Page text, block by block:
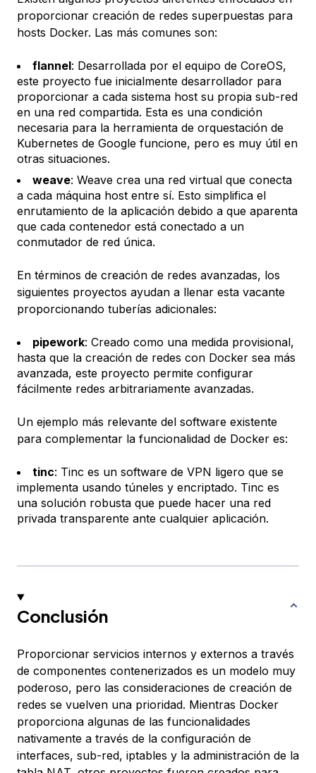
proporcionar creación de redes superpuestas para
hosts Docker. Las más comunes son:
flannel: Desarrollada por el equipo de CoreOS,
este proyecto fue inicialmente desarrollador para
proporcionar a cada sistema host su propia sub-red
en una red compartida. Esta es una condición
necesaria para la herramienta de orquestación de
Kubernetes de Google funcione, pero es muy útil en
otras situaciones.
weave: Weave crea una red virtual que conecta
a cada máquina host entre sí. Esto simplifica el
enrutamiento de la aplicación debido a que aparenta
que cada contenedor está conectado a un
conmutador de red única.
En términos de creación de redes avanzadas, los
siguientes proyectos ayudan a llenar esta vacante
proporcionando tuberías adicionales:
pipework: Creado como una medida provisional,
hasta que la creación de redes con Docker sea más
avanzada, este proyecto permite configurar
fácilmente redes arbitrariamente avanzadas.
Un ejemplo más relevante del software existente
para complementar la funcionalidad de Docker es:
tinc: Tinc es un software de VPN ligero que se
implementa usando túneles y encriptado. Tinc es
una solución robusta que puede hacer una red
privada transparente ante cualquier aplicación.
Conclusión
Proporcionar servicios internos y externos a través
de componentes contenerizados es un modelo muy
poderoso, pero las consideraciones de creación de
redes se vuelven una prioridad. Mientras Docker
proporciona algunas de las funcionalidades
nativamente a través de la configuración de
interfaces, sub-red, iptables y la administración de la